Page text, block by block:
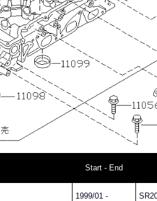
Start - End
1999/01 -